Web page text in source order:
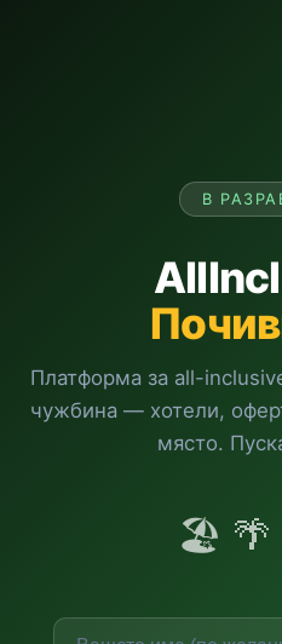
В
Платформа за all-
чужбина — хотели,
място.
🏖️ 🌴